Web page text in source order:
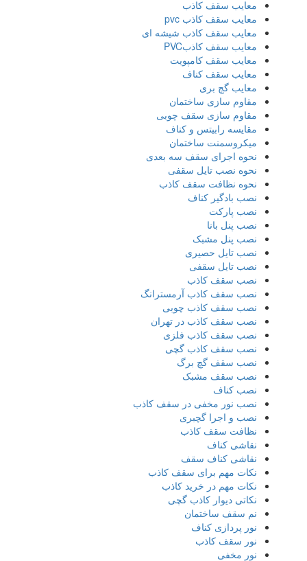
معایب سقف کاذب
معایب سقف کاذب pvc
معایب سقف کاذب شیشه ای
معایب سقف کاذبPVC
معایب سقف کامپویت
معایب سقف کناف
معایب گچ بری
مقاوم سازی ساختمان
مقاوم سازی سقف چوبی
مقایسه رابیتس و کناف
میکروسمنت ساختمان
نحوه اجرای سقف سه بعدی
نحوه نصب تایل سقفی
نحوه نظافت سقف کاذب
نصب بادگیر کناف
نصب پارکت
نصب پنل بانا
نصب پنل مشبک
نصب تایل حصیری
نصب تایل سقفی
نصب سقف کاذب
نصب سقف کاذب آرمسترانگ
نصب سقف کاذب چوبی
نصب سقف کاذب در تهران
نصب سقف کاذب فلزی
نصب سقف کاذب گچی
نصب سقف گچ برگ
نصب سقف مشبک
نصب کناف
نصب نور مخفی در سقف کاذب
نصب و اجرا گچبری
نظافت سقف کاذب
نقاشی کناف
نقاشی کناف سقف
نکات مهم برای سقف کاذب
نکات مهم در خرید کاذب
نکاتی دیوار کاذب گچی
نم سقف ساختمان
نور پردازی کناف
نور سقف کاذب
نور مخفی